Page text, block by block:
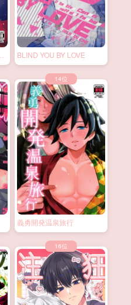
BLIND YOU BY LOVE
義勇開発温泉旅行